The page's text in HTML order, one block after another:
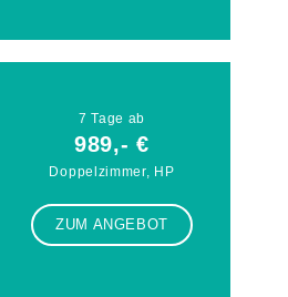
7 Tage ab
989,- €
Doppelzimmer, HP
ZUM ANGEBOT